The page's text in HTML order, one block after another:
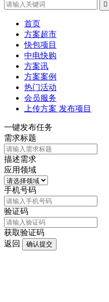

首页
方案超市
快包项目
中电快购
方案讯
方案案例
热门活动
会员服务
上传方案 发布项目
一键发布任务
需求标题
描述需求
应用领域
手机号码
验证码
获取验证码
返回
确认提交